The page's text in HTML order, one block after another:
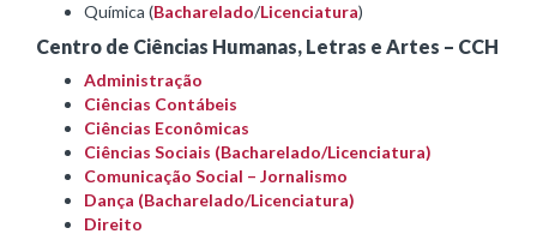
Química (Bacharelado/Licenciatura)
Centro de Ciências Humanas, Letras e Artes – CCH
Administração
Ciências Contábeis
Ciências Econômicas
Ciências Sociais (Bacharelado/Licenciatura)
Comunicação Social – Jornalismo
Dança (Bacharelado/Licenciatura)
Direito